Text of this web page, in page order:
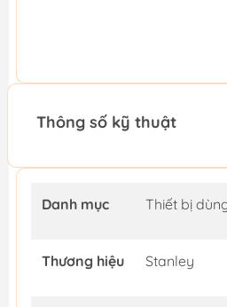
Thông số kỹ thuật
Danh mục Thiết bị
Thương hiệu Stanley